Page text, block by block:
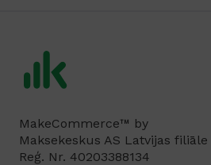
MakeCommerce™ by
Maksekeskus AS Latvijas filiāle
Reģ. Nr. 40203388134